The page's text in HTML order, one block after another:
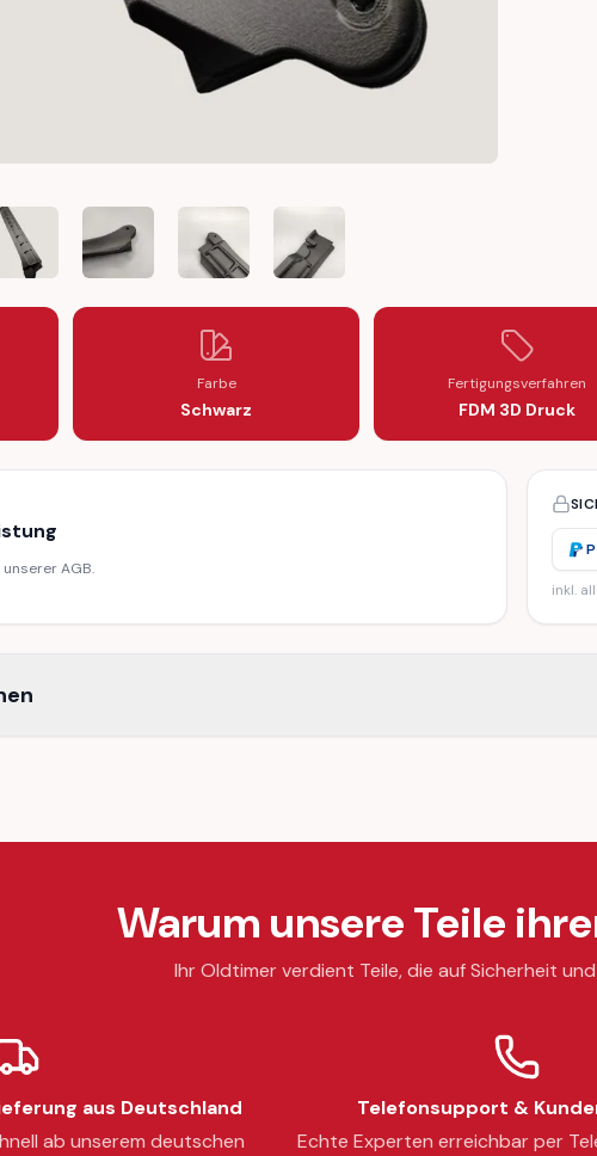
SOFT TOP MOUNTING ARMS SET
RT/10 CONVERTIBLE SOFT TOP MOUNTING ARMS SET
DODGE VIPER RT/10 CONVERTIBLE SOFT TOP MOUNTING ARMS SET
DODGE VIPER RT/10 CONVERTIBLE SOFT TOP MOUNTING ARMS
DODGE VIPER RT/10 CONVERTIBLE SOFT TOP
DODGE VIPER RT/10 CONVERTIBLE
Farbe
Schwarz
Fertigungsverfahren
FDM 3D Druck
AGB.
inkl.
Warum unsere Teile
Ihr Oldtimer verdient Teile, die auf Sicherheit
aus Deutschland
ab unserem deutschen
Telefonsupport &
Echte Experten erreichbar per